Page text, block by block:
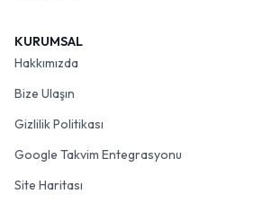
KURUMSAL
Hakkımızda
Bize Ulaşın
Gizlilik Politikası
Google Takvim Entegrasyonu
Site Haritası